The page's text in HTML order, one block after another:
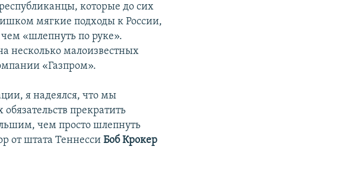
которые до сих
мягкие подходы к России,
«шлепнуть по руке».
несколько малоизвестных
«Газпром».
я надеялся, что мы
прекратить
чем просто шлепнуть
от штата Теннесси Боб Крокер